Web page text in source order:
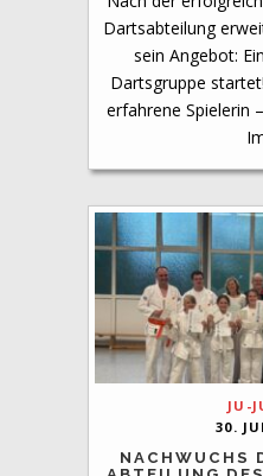
Dartsabteilung
sein Angebot:
Dartsgruppe
erfahrene Spielerin
JU-
30.
NACHWUCHS